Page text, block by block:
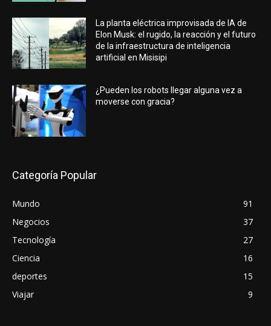
La planta eléctrica improvisada de IA de
Elon Musk: el rugido, la reacción y el futuro
de la infraestructura de inteligencia
artificial en Misisipi
¿Pueden los robots llegar alguna vez a
moverse con gracia?
Categoría Popular
Mundo
91
Negocios
37
Tecnología
27
Ciencia
16
deportes
15
Viajar
9